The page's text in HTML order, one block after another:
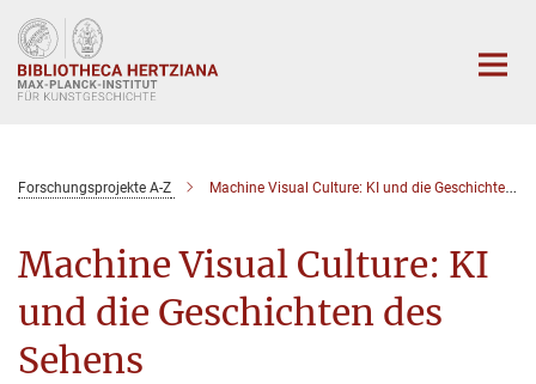
Hauptinhalt
Forschungsprojekte A-Z Machine Visual Culture: KI und die Geschichten des Sehens
Machine Visual Culture: KI
und die Geschichten des
Sehens